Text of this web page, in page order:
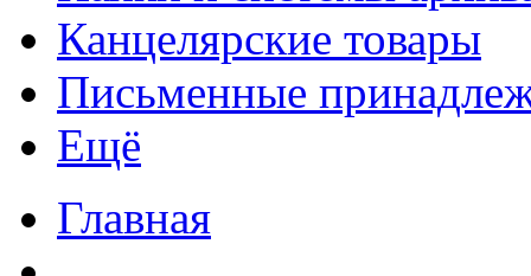
Канцелярские товары
Письменные
Ещё
Главная